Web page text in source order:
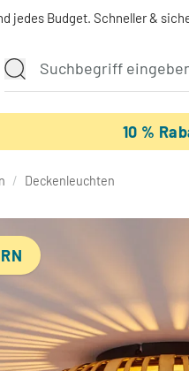
jedes Budget. Schneller &
10 %
/ Deckenleuchten